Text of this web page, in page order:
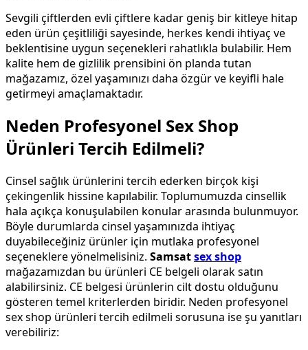
Sevgili çiftlerden evli çiftlere kadar geniş bir kitleye hitap
eden ürün çeşitliliği sayesinde, herkes kendi ihtiyaç ve
beklentisine uygun seçenekleri rahatlıkla bulabilir. Hem
kalite hem de gizlilik prensibini ön planda tutan
mağazamız, özel yaşamınızı daha özgür ve keyifli hale
getirmeyi amaçlamaktadır.
Neden Profesyonel Sex Shop
Ürünleri Tercih Edilmeli?
Cinsel sağlık ürünlerini tercih ederken birçok kişi
çekingenlik hissine kapılabilir. Toplumumuzda cinsellik
hala açıkça konuşulabilen konular arasında bulunmuyor.
Böyle durumlarda cinsel yaşamınızda ihtiyaç
duyabileceğiniz ürünler için mutlaka profesyonel
seçeneklere yönelmelisiniz. Samsatsex shop
mağazamızdan bu ürünleri CE belgeli olarak satın
alabilirsiniz. CE belgesi ürünlerin cilt dostu olduğunu
gösteren temel kriterlerden biridir. Neden profesyonel
sex shop ürünleri tercih edilmeli sorusuna ise şu yanıtları
verebiliriz: